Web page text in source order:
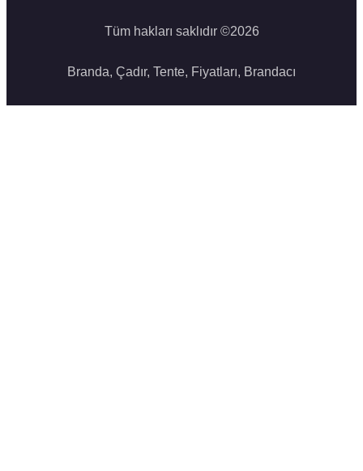
Tüm hakları saklıdır ©2026
Branda, Çadır, Tente, Fiyatları, Brandacı